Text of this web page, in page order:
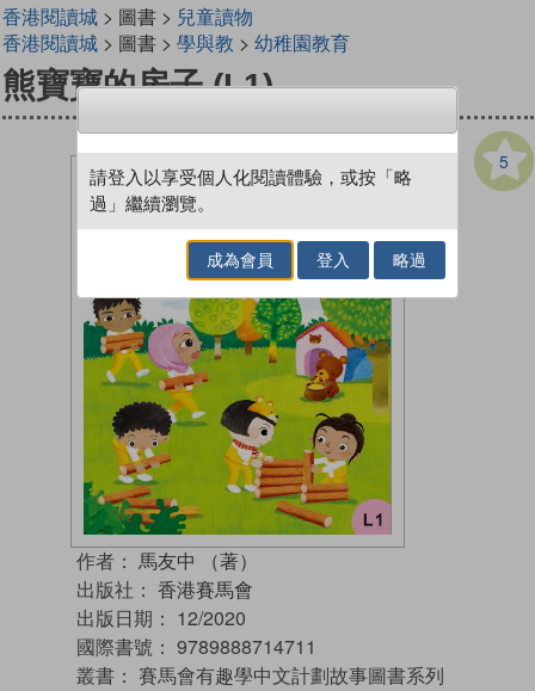
香港閱讀城> 圖書 > 兒童讀物
香港閱讀城> 圖書 > 學與教 > 幼稚園教育
熊寶寶的房子 (L1)
5
作者： 馬友中 （著）
出版社： 香港賽馬會
出版日期： 12/2020
國際書號： 9789888714711
叢書： 賽馬會有趣學中文計劃故事圖書系列
請登入以享受個人化閱讀體驗，或按「略
過」繼續瀏覽。
成為會員 登入 略過